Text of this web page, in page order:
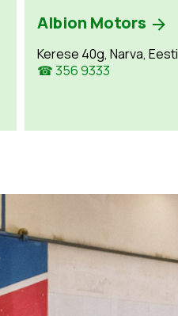
Albion Motors
Kerese 40g, Narva, Eesti
☎ 356 9333